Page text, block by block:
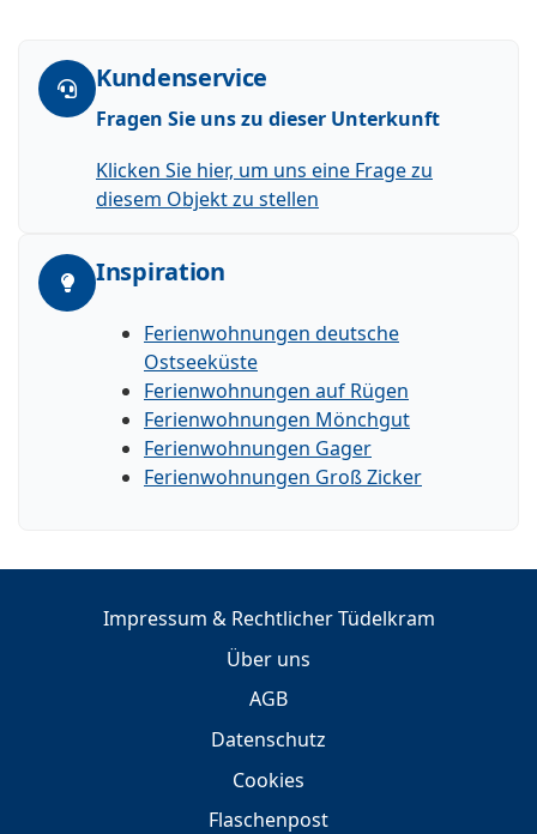
Kundenservice
Fragen Sie uns zu dieser Unterkunft
Klicken Sie hier, um uns eine Frage zu
diesem Objekt zu stellen
Inspiration
Ferienwohnungen deutsche
Ostseeküste
Ferienwohnungen auf Rügen
Ferienwohnungen Mönchgut
Ferienwohnungen Gager
Ferienwohnungen Groß Zicker
Impressum & Rechtlicher Tüdelkram
Über uns
AGB
Datenschutz
Cookies
Flaschenpost